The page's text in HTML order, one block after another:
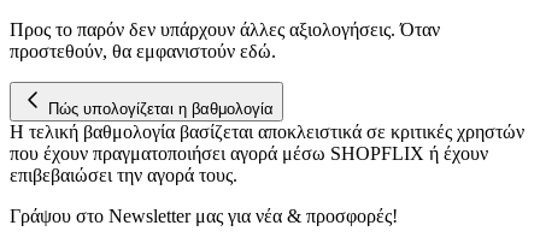
Προς το παρόν δεν υπάρχουν άλλες αξιολογήσεις. Όταν
προστεθούν, θα εμφανιστούν εδώ.
Πώς υπολογίζεται η βαθμολογία
Η τελική βαθμολογία βασίζεται αποκλειστικά σε κριτικές χρηστών
που έχουν πραγματοποιήσει αγορά μέσω SHOPFLIX ή έχουν
επιβεβαιώσει την αγορά τους.
Γράψου στο Νewsletter μας για νέα & προσφορές!